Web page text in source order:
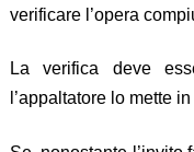
verificare l’opera
La verifica deve
l’appaltatore lo mette